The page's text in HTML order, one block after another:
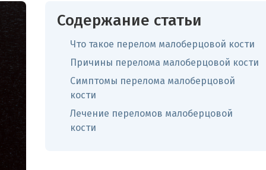
Содержание статьи
Что такое перелом малоберцовой кости
Причины перелома малоберцовой кости
Симптомы перелома малоберцовой
кости
Лечение переломов малоберцовой
кости